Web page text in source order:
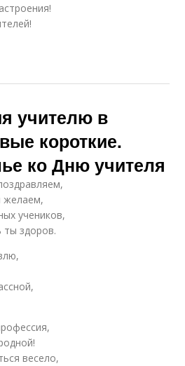
учителю в
короткие.
ко Дню учителя
желаем,
учеников,
здоров.
весело,